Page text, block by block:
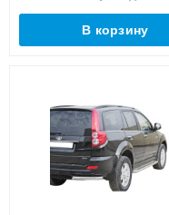
В корзину